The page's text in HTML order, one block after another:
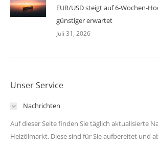
EUR/USD steigt auf 6-Wochen-
günstiger erwartet
Juli 31, 2026
Unser Service
Nachrichten
Auf dieser Seite finden Sie täglich aktualisierte
Heizölmarkt. Diese sind für Sie aufbereitet und